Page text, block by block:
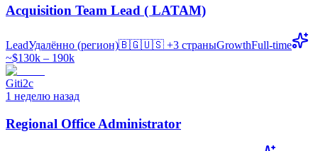
Acquisition Team Lead ( LATAM)
LeadУдалённо (регион)🇧🇬🇺🇸 +3 страныGrowthFull-time
~$130k – 190k
Giti2c
1 неделю назад
Regional Office Administrator